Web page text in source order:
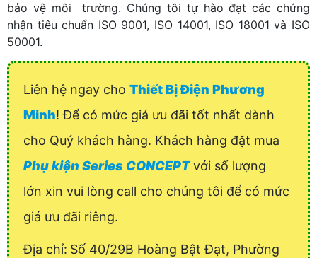
bảo vệ môi trường. Chúng tôi tự hào đạt các chứng
nhận tiêu chuẩn ISO 9001, ISO 14001, ISO 18001 và ISO
50001.
Liên hệ ngay cho Thiết Bị Điện Phương
Minh! Để có mức giá ưu đãi tốt nhất dành
cho Quý khách hàng. Khách hàng đặt mua
Phụ kiện Series CONCEPTvới số lượng
lớn xin vui lòng call cho chúng tôi để có mức
giá ưu đãi riêng.
Địa chỉ: Số 40/29B Hoàng Bật Đạt, Phường